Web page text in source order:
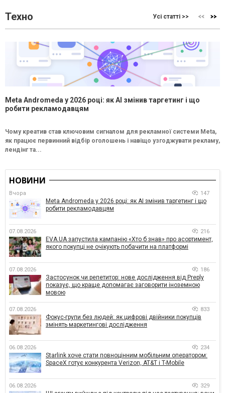
Техно Усі статті >>
Meta Andromeda у 2026 році: як AI змінив таргетинг і що
робити рекламодавцям
Чому креатив став ключовим сигналом для рекламної системи Meta,
як працює первинний відбір оголошень і навіщо узгоджувати рекламу,
лендінг та...
НОВИНИ
Вчора 147
Meta Andromeda у 2026 році: як AI змінив таргетинг і що
робити рекламодавцям
07.08.2026 216
EVA.UA запустила кампанію «Хто б знав» про асортимент,
якого покупці не очікують побачити на платформі
07.08.2026 186
Застосунок чи репетитор: нове дослідження від Preply
показує, що краще допомагає заговорити іноземною
мовою
07.08.2026 833
Фокус-групи без людей: як цифрові двійники покупців
змінять маркетингові дослідження
06.08.2026 234
Starlink хоче стати повноцінним мобільним оператором:
SpaceX готує конкурента Verizon, AT&T і T-Mobile
06.08.2026 329